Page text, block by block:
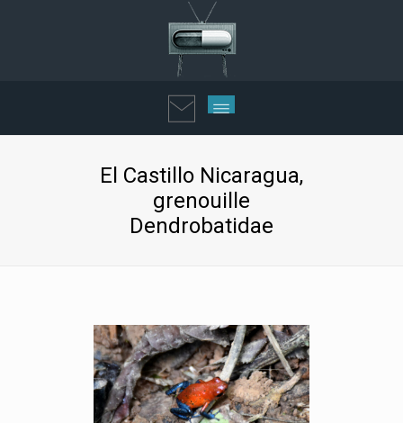
El Castillo Nicaragua,
grenouille
Dendrobatidae